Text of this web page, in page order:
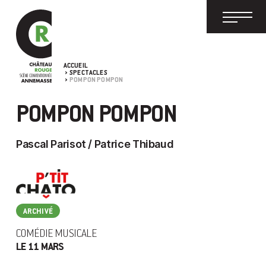
ACCUEIL
SPECTACLES
POMPON POMPON
POMPON POMPON
Pascal Parisot / Patrice Thibaud
ARCHIVÉ
COMÉDIE MUSICALE
LE 11 MARS